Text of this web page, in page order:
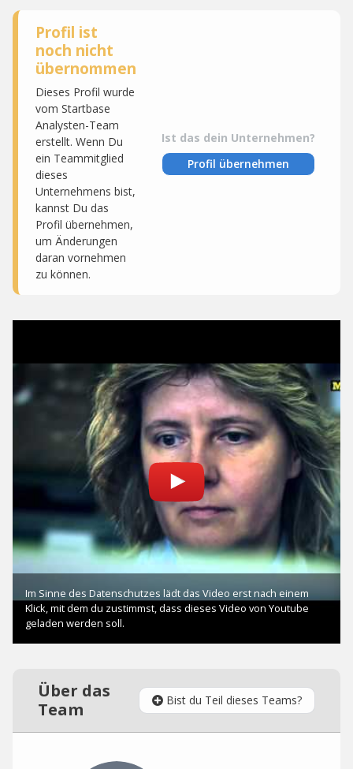
Profil ist
noch nicht
übernommen
Dieses Profil wurde
vom Startbase
Analysten-Team
erstellt. Wenn Du
ein Teammitglied
dieses
Unternehmens bist,
kannst Du das
Profil übernehmen,
um Änderungen
daran vornehmen
zu können.
Ist das dein Unternehmen?
Profil übernehmen
Über das
Team
Bist du Teil dieses Teams?